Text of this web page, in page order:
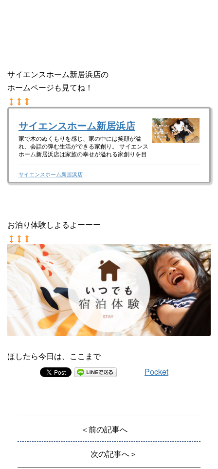
サイエンスホーム新居浜店の
ホームページも見てね！
サイエンスホーム新居浜店
家で木のぬくもりを感じ、家の中には笑顔が溢
れ、会話の弾む生活ができる家創り。 サイエンス
ホーム新居浜店は家族の幸せが溢れる家創りを目
サイエンスホーム新居浜店
お泊り体験しよるよーーー
ほしたら今日は、ここまで
Pocket
＜前の記事へ
次の記事へ＞